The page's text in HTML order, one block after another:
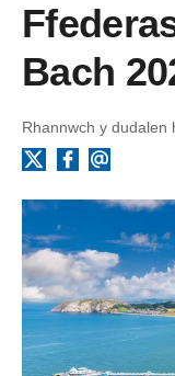
Bach
Rhannwch y dudalen
Facebook
Ebost